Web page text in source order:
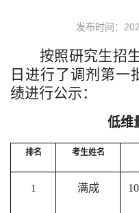
发布时间：
按照研究生招
日进行了调剂第一
绩进行公示：
低维
排名 考生姓名
1 满成